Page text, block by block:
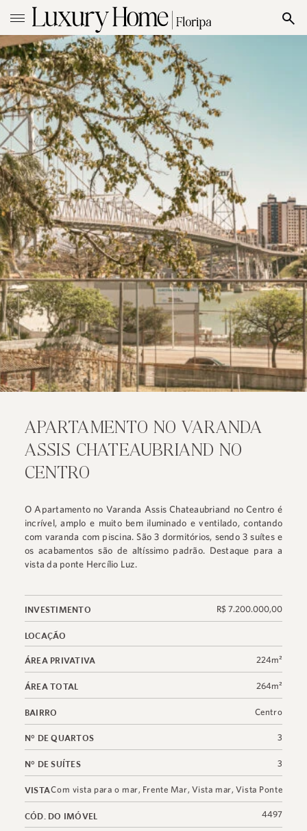
APARTAMENTO NO VARANDA
ASSIS CHATEAUBRIAND NO
CENTRO
O Apartamento no Varanda Assis Chateaubriand no Centro é
incrível, amplo e muito bem iluminado e ventilado, contando
com varanda com piscina. São 3 dormitórios, sendo 3 suítes e
os acabamentos são de altíssimo padrão. Destaque para a
vista da ponte Hercílio Luz.
INVESTIMENTO R$ 7.200.000,00
LOCAÇÃO
ÁREA PRIVATIVA 224m²
ÁREA TOTAL 264m²
BAIRRO Centro
N° DE QUARTOS 3
N° DE SUÍTES 3
VISTA Com vista para o mar, Frente Mar, Vista mar, Vista Ponte
CÓD. DO IMÓVEL 4497